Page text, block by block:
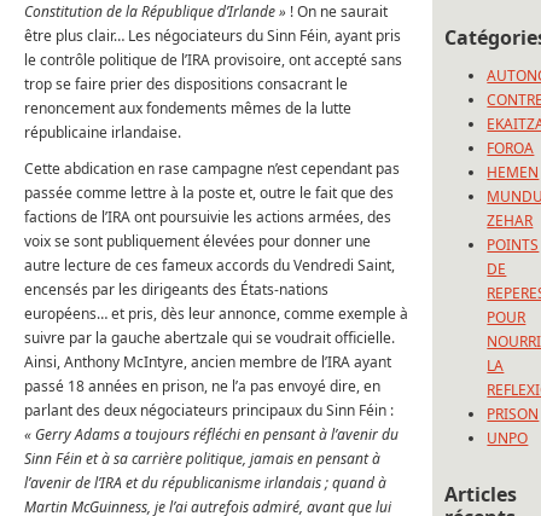
Constitution de la République d’Irlande » ! On ne saurait
être plus clair… Les négociateurs du Sinn Féin, ayant pris
le contrôle politique de l’IRA provisoire, ont accepté sans
trop se faire prier des dispositions consacrant le
renoncement aux fondements mêmes de la lutte
républicaine irlandaise.
Cette abdication en rase campagne n’est cependant pas
passée comme lettre à la poste et, outre le fait que des
factions de l’IRA ont poursuivie les actions armées, des
voix se sont publiquement élevées pour donner une
autre lecture de ces fameux accords du Vendredi Saint,
encensés par les dirigeants des États-nations
européens… et pris, dès leur annonce, comme exemple à
suivre par la gauche abertzale qui se voudrait officielle.
Ainsi, Anthony McIntyre, ancien membre de l’IRA ayant
passé 18 années en prison, ne l’a pas envoyé dire, en
parlant des deux négociateurs principaux du Sinn Féin :
« Gerry Adams a toujours réfléchi en pensant à l’avenir du
Sinn Féin et à sa carrière politique, jamais en pensant à
l’avenir de l’IRA et du républicanisme irlandais ; quand à
Martin McGuinness, je l’ai autrefois admiré, avant que lui
FOROA
HEMEN
ZEHAR
POINTS
DE
POUR
LA
PRISON
UNPO
Articles